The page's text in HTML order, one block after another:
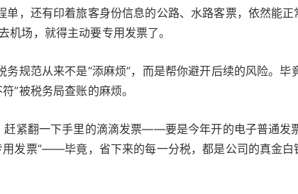
，还有印着旅客身份信息的公路、水路客票，依然能正
场，就得主动要专用发票了。
规范从来不是“添麻烦”，而是帮你避开后续的风险。毕
”被税务局查账的麻烦。
紧翻一下手里的滴滴发票——要是今年开的电子普通发
发票”——毕竟，省下来的每一分税，都是公司的真金白